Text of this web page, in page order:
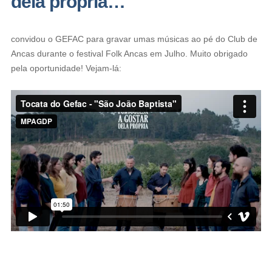
convidou o GEFAC para gravar umas músicas ao pé do Club de
Ancas durante o festival Folk Ancas em Julho. Muito obrigado
pela oportunidade! Vejam-lá: